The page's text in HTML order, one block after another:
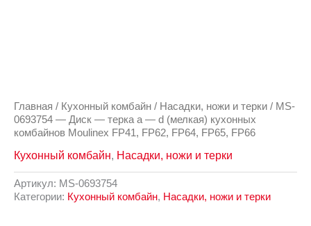
Главная / Кухонный комбайн / Насадки, ножи и терки / MS-
0693754 — Диск — терка a — d (мелкая) кухонных
комбайнов Moulinex FP41, FP62, FP64, FP65, FP66
Кухонный комбайн, Насадки, ножи и терки
Артикул: MS-0693754
Категории: Кухонный комбайн, Насадки, ножи и терки